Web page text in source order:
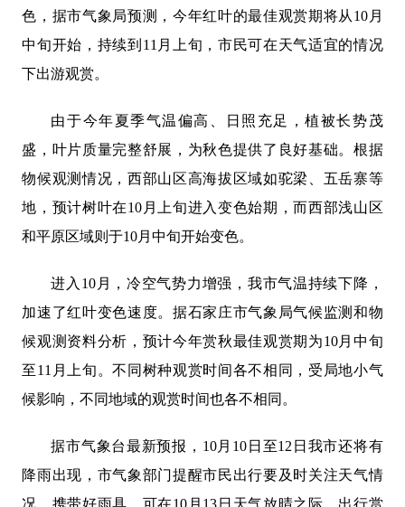
色，据市气象局预测，今年红叶的最佳观赏期将从10月
中旬开始，持续到11月上旬，市民可在天气适宜的情况
下出游观赏。
由于今年夏季气温偏高、日照充足，植被长势茂
盛，叶片质量完整舒展，为秋色提供了良好基础。根据
物候观测情况，西部山区高海拔区域如驼梁、五岳寨等
地，预计树叶在10月上旬进入变色始期，而西部浅山区
和平原区域则于10月中旬开始变色。
进入10月，冷空气势力增强，我市气温持续下降，
加速了红叶变色速度。据石家庄市气象局气候监测和物
候观测资料分析，预计今年赏秋最佳观赏期为10月中旬
至11月上旬。不同树种观赏时间各不相同，受局地小气
候影响，不同地域的观赏时间也各不相同。
据市气象台最新预报，10月10日至12日我市还将有
降雨出现，市气象部门提醒市民出行要及时关注天气情